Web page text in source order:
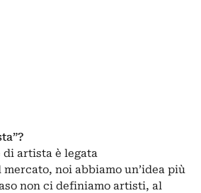
artista è legata
noi abbiamo un’idea più
non ci definiamo artisti, al